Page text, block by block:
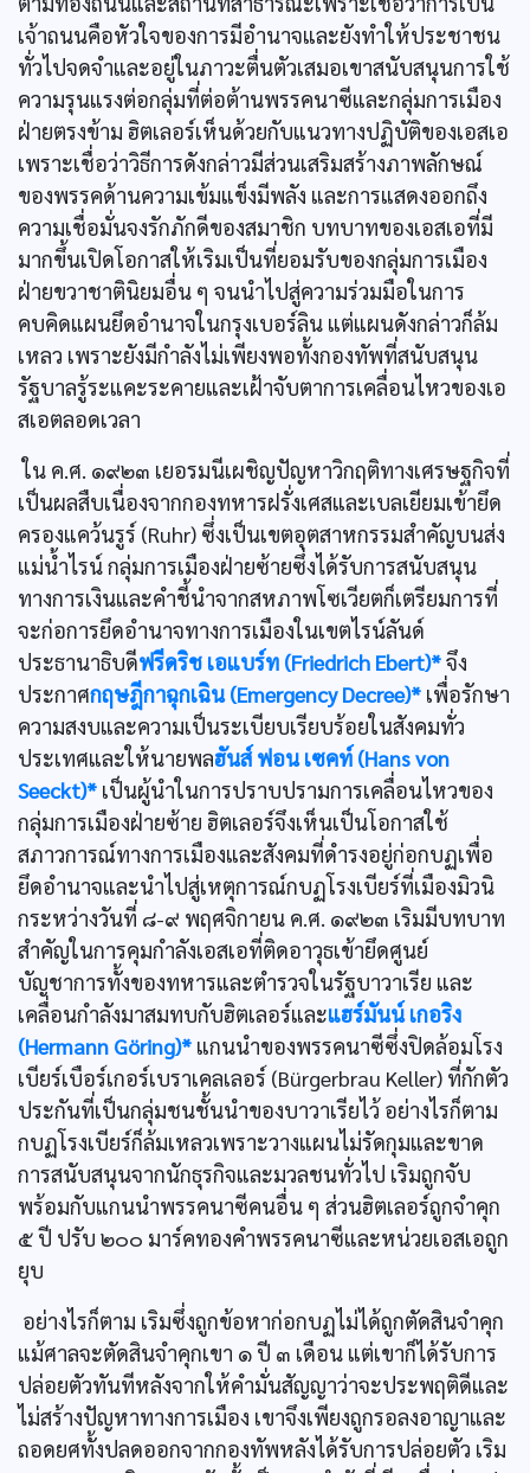
เจ้าถนนคือหัวใจของการมีอำนาจและยังทำให้ประชาชน
ทั่วไปจดจำและอยู่ในภาวะตื่นตัวเสมอเขาสนับสนุนการใช้
ความรุนแรงต่อกลุ่มที่ต่อต้านพรรคนาซีและกลุ่มการเมือง
ฝ่ายตรงข้าม ฮิตเลอร์เห็นด้วยกับแนวทางปฏิบัติของเอสเอ
เพราะเชื่อว่าวิธีการดังกล่าวมีส่วนเสริมสร้างภาพลักษณ์
ของพรรคด้านความเข้มแข็งมีพลัง และการแสดงออกถึง
ความเชื่อมั่นจงรักภักดีของสมาชิก บทบาทของเอสเอที่มี
มากขึ้นเปิดโอกาสให้เริมเป็นที่ยอมรับของกลุ่มการเมือง
ฝ่ายขวาชาตินิยมอื่น ๆ จนนำไปสู่ความร่วมมือในการ
คบคิดแผนยึดอำนาจในกรุงเบอร์ลิน แต่แผนดังกล่าวก็ล้ม
เหลว เพราะยังมีกำลังไม่เพียงพอทั้งกองทัพที่สนับสนุน
รัฐบาลรู้ระแคะระคายและเฝ้าจับตาการเคลื่อนไหวของเอ
สเอตลอดเวลา
ใน ค.ศ. ๑๙๒๓ เยอรมนีเผชิญปัญหาวิกฤติทางเศรษฐกิจที่
เป็นผลสืบเนื่องจากกองทหารฝรั่งเศสและเบลเยียมเข้ายึด
ครองแคว้นรูร์ (Ruhr) ซึ่งเป็นเขตอุตสาหกรรมสำคัญบนส่ง
แม่นํ้าไรน์ กลุ่มการเมืองฝ่ายซ้ายซึ่งได้รับการสนับสนุน
ทางการเงินและคำชี้นำจากสหภาพโซเวียตก็เตรียมการที่
จะก่อการยึดอำนาจทางการเมืองในเขตไรน์ลันด์
ประธานาธิบดีฟรีดริช เอแบร์ท (Friedrich Ebert)*จึง
ประกาศกฤษฎีกาฉุกเฉิน (Emergency Decree)* เพื่อรักษา
ความสงบและความเป็นระเบียบเรียบร้อยในสังคมทั่ว
ประเทศและให้นายพลฮันส์ ฟอน เซคท์ (Hans von
Seeckt)* เป็นผู้นำในการปราบปรามการเคลื่อนไหวของ
กลุ่มการเมืองฝ่ายซ้าย ฮิตเลอร์จึงเห็นเป็นโอกาสใช้
สภาวการณ์ทางการเมืองและสังคมที่ดำรงอยู่ก่อกบฏเพื่อ
ยึดอำนาจและนำไปสู่เหตุการณ์กบฏโรงเบียร์ที่เมืองมิวนิ
กระหว่างวันที่ ๘-๙ พฤศจิกายน ค.ศ. ๑๙๒๓ เริมมีบทบาท
สำคัญในการคุมกำลังเอสเอที่ติดอาวุธเข้ายึดศูนย์
บัญชาการทั้งของทหารและตำรวจในรัฐบาวาเรีย และ
เคลื่อนกำลังมาสมทบกับฮิตเลอร์และแฮร์มันน์ เกอริง
(Hermann Göring)* แกนนำของพรรคนาซีซึ่งปิดล้อมโรง
เบียร์เบือร์เกอร์เบราเคลเลอร์ (Bürgerbrau Keller) ที่กักตัว
ประกันที่เป็นกลุ่มชนชั้นนำของบาวาเรียไว้ อย่างไรก็ตาม
กบฏโรงเบียร์ก็ล้มเหลวเพราะวางแผนไม่รัดกุมและขาด
การสนับสนุนจากนักธุรกิจและมวลชนทั่วไป เริมถูกจับ
พร้อมกับแกนนำพรรคนาซีคนอื่น ๆ ส่วนฮิตเลอร์ถูกจำคุก
๕ ปี ปรับ ๒๐๐ มาร์คทองคำพรรคนาซีและหน่วยเอสเอถูก
ยุบ
อย่างไรก็ตาม เริมซึ่งถูกข้อหาก่อกบฏไม่ได้ถูกตัดสินจำคุก
แม้ศาลจะตัดสินจำคุกเขา ๑ ปี ๓ เดือน แต่เขาก็ได้รับการ
ปล่อยตัวทันทีหลังจากให้คำมั่นสัญญาว่าจะประพฤติดีและ
ไม่สร้างปัญหาทางการเมือง เขาจึงเพียงถูกรอลงอาญาและ
ถอดยศทั้งปลดออกจากกองทัพหลังได้รับการปล่อยตัว เริม